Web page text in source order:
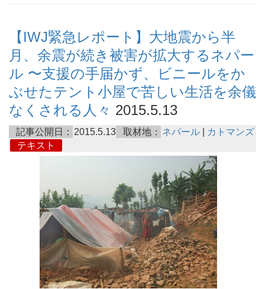
【IWJ緊急レポート】大地震から半
月、余震が続き被害が拡大するネパー
ル 〜支援の手届かず、ビニールをか
ぶせたテント小屋で苦しい生活を余儀
なくされる人々 2015.5.13
記事公開日： 2015.5.13 取材地： ネパール
カトマンズ
テキスト